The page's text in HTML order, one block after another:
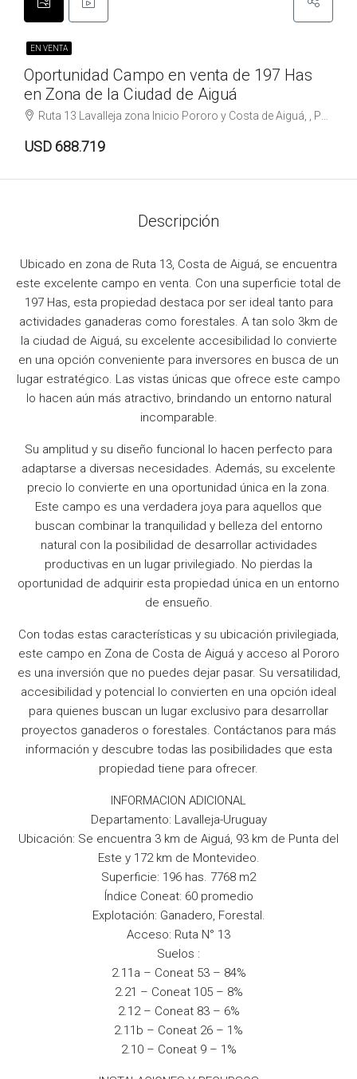
EN VENTA
Oportunidad Campo en venta de 197 Has
en Zona de la Ciudad de Aiguá
Ruta 13 Lavalleja zona Inicio Pororo y Costa de Aiguá, , Pororo
USD 688.719
Descripción
Ubicado en zona de Ruta 13, Costa de Aiguá, se encuentra
este excelente campo en venta. Con una superficie total de
197 Has, esta propiedad destaca por ser ideal tanto para
actividades ganaderas como forestales. A tan solo 3km de
la ciudad de Aiguá, su excelente accesibilidad lo convierte
en una opción conveniente para inversores en busca de un
lugar estratégico. Las vistas únicas que ofrece este campo
lo hacen aún más atractivo, brindando un entorno natural
incomparable.
Su amplitud y su diseño funcional lo hacen perfecto para
adaptarse a diversas necesidades. Además, su excelente
precio lo convierte en una oportunidad única en la zona.
Este campo es una verdadera joya para aquellos que
buscan combinar la tranquilidad y belleza del entorno
natural con la posibilidad de desarrollar actividades
productivas en un lugar privilegiado. No pierdas la
oportunidad de adquirir esta propiedad única en un entorno
de ensueño.
Con todas estas características y su ubicación privilegiada,
este campo en Zona de Costa de Aiguá y acceso al Pororo
es una inversión que no puedes dejar pasar. Su versatilidad,
accesibilidad y potencial lo convierten en una opción ideal
para quienes buscan un lugar exclusivo para desarrollar
proyectos ganaderos o forestales. Contáctanos para más
información y descubre todas las posibilidades que esta
propiedad tiene para ofrecer.
INFORMACION ADICIONAL
Departamento: Lavalleja-Uruguay
Ubicación: Se encuentra 3 km de Aiguá, 93 km de Punta del
Este y 172 km de Montevideo.
Superficie: 196 has. 7768 m2
Índice Coneat: 60 promedio
Explotación: Ganadero, Forestal.
Acceso: Ruta N° 13
Suelos :
2.11a – Coneat 53 – 84%
2.21 – Coneat 105 – 8%
2.12 – Coneat 83 – 6%
2.11b – Coneat 26 – 1%
2.10 – Coneat 9 – 1%